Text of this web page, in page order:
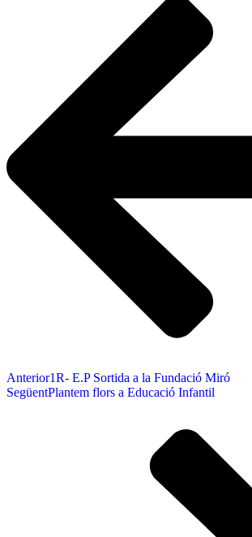
Anterior1R- E.P Sortida a la Fundació Miró
SegüentPlantem flors a Educació Infantil